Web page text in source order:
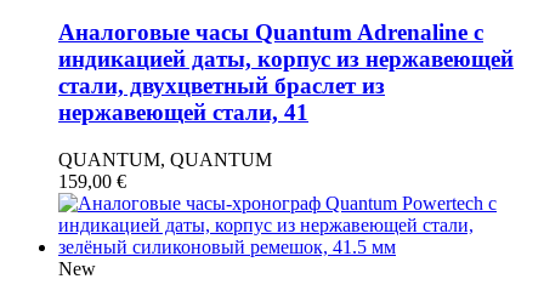
Аналоговые часы Quantum Adrenaline с
индикацией даты, корпус из нержавеющей
стали, двухцветный браслет из
нержавеющей стали, 41
QUANTUM, QUANTUM
159,00 €
New